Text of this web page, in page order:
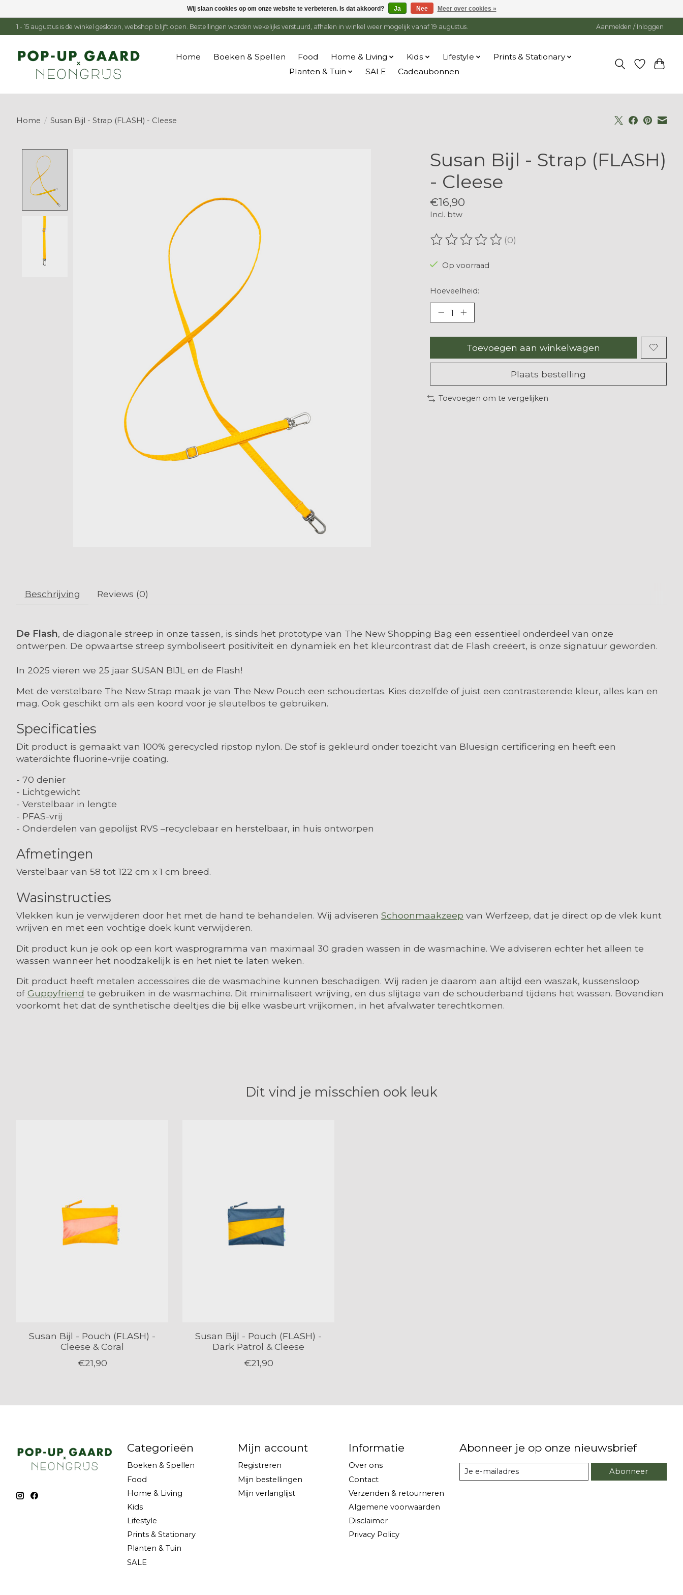
1 - 15 augustus is de winkel gesloten, webshop blijft open. Bestellingen worden wekelijks verstuurd, afhalen in winkel weer mogelijk vanaf 19 augustus. Aanmelden / Inloggen
Home Boeken & Spellen Food Home & Living Kids Lifestyle
Prints & Stationary
Planten & Tuin
SALE Cadeaubonnen
Home / Susan Bijl - Strap (FLASH) - Cleese
Susan Bijl - Strap (FLASH)
- Cleese
€16,90
Incl. btw
De beoordeling van dit product is
(0)
Op voorraad
Hoeveelheid:
Toevoegen aan winkelwagen
Plaats bestelling
Toevoegen om te vergelijken
Beschrijving Reviews (0)
De Flash, de diagonale streep in onze tassen, is sinds het prototype van The New Shopping Bag een essentieel onderdeel van onze
ontwerpen. De opwaartse streep symboliseert positiviteit en dynamiek en het kleurcontrast dat de Flash creëert, is onze signatuur geworden.
In 2025 vieren we 25 jaar SUSAN BIJL en de Flash!
Met de verstelbare The New Strap maak je van The New Pouch een schoudertas. Kies dezelfde of juist een contrasterende kleur, alles kan en
mag. Ook geschikt om als een koord voor je sleutelbos te gebruiken.
Specificaties
Dit product is gemaakt van 100% gerecycled ripstop nylon. De stof is gekleurd onder toezicht van Bluesign certificering en heeft een
waterdichte fluorine-vrije coating.
- 70 denier
- Lichtgewicht
- Verstelbaar in lengte
- PFAS-vrij
- Onderdelen van gepolijst RVS –recyclebaar en herstelbaar, in huis ontworpen
Afmetingen
Verstelbaar van 58 tot 122 cm x 1 cm breed.
Wasinstructies
Vlekken kun je verwijderen door het met de hand te behandelen. Wij adviseren Schoonmaakzeep van Werfzeep, dat je direct op de vlek kunt
wrijven en met een vochtige doek kunt verwijderen.
Dit product kun je ook op een kort wasprogramma van maximaal 30 graden wassen in de wasmachine. We adviseren echter het alleen te
wassen wanneer het noodzakelijk is en het niet te laten weken.
Dit product heeft metalen accessoires die de wasmachine kunnen beschadigen. Wij raden je daarom aan altijd een waszak, kussensloop
ofGuppyfriend te gebruiken in de wasmachine. Dit minimaliseert wrijving, en dus slijtage van de schouderband tijdens het wassen. Bovendien
voorkomt het dat de synthetische deeltjes die bij elke wasbeurt vrijkomen, in het afvalwater terechtkomen.
Dit vind je misschien ook leuk
Susan Bijl - Pouch (FLASH) -
Cleese & Coral
€21,90
Susan Bijl - Pouch (FLASH) -
Dark Patrol & Cleese
€21,90
Categorieën
Boeken & Spellen
Food
Home & Living
Kids
Lifestyle
Prints & Stationary
Planten & Tuin
SALE
Mijn account
Registreren
Mijn bestellingen
Mijn verlanglijst
Informatie
Over ons
Contact
Verzenden & retourneren
Algemene voorwaarden
Disclaimer
Privacy Policy
Abonneer je op onze nieuwsbrief
Abonneer
Wij slaan cookies op om onze website te verbeteren. Is dat akkoord? Ja Nee Meer over cookies »